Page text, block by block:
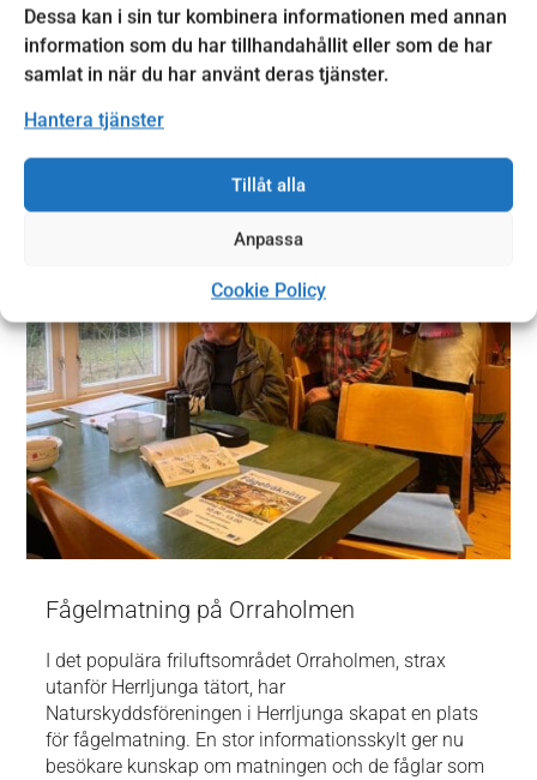
Dessa kan i sin tur kombinera informationen med annan
information som du har tillhandahållit eller som de har
samlat in när du har använt deras tjänster.
Hantera tjänster
Tillåt alla
Anpassa
Cookie Policy
Facebook
Webbsida
Fågelmatning på Orraholmen
I det populära friluftsområdet Orraholmen, strax
utanför Herrljunga tätort, har
Naturskyddsföreningen i Herrljunga skapat en plats
för fågelmatning. En stor informationsskylt ger nu
besökare kunskap om matningen och de fåglar som